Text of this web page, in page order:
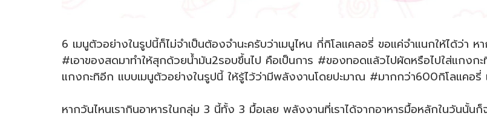
6 เมนูตัวอย่างในรูปนี้ก็ไม่จำเป็นต้องจำนะครับว่าเมนูไหน กี่กิโลแคลอรี่ ขอแค่จำแนกให้ได้ว่า ห
#เอาของสดมาทำให้สุกด้วยน้ำมัน2รอบขึ้นไป คือเป็นการ #ของทอดแล้วไปผัดหรือไปใส่แกง
แกงกะทิอีก แบบเมนูตัวอย่างในรูปนี้ ให้รู้ไว้ว่ามีพลังงานโดยปะมาณ #มากกว่า600กิโลแคอรี่
หากวันไหนเรากินอาหารในกลุ่ม 3 นี้ทั้ง 3 มื้อเลย พลังงานที่เราได้จากอาหารมื้อหลักในวันนั้น